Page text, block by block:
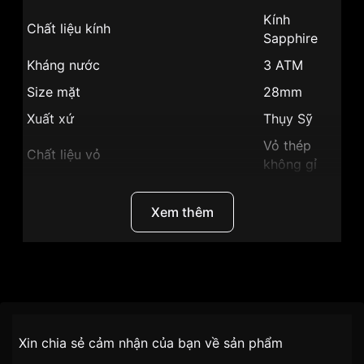
Chất liệu kính
Kính
Sapphire
Kháng nước
3 ATM
Size mặt
28mm
Xuất xứ
Thụy Sỹ
Chất liệu vỏ
Vỏ thép
không gỉ
Màu mặt
Mặt Khảm
Xem thêm
Đối tượng sử dụng Nữ
tiện lợi –
Xin chia sẻ cảm nhận của bạn về sản phẩm